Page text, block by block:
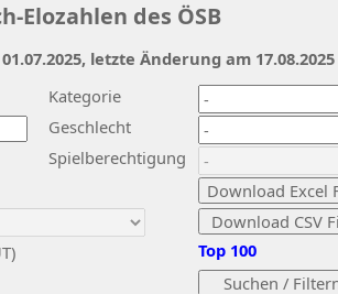
Elozahlen des ÖSB
Kategorie
Geschlecht
Spielberechtigung
Top 100
letzte Änderung am